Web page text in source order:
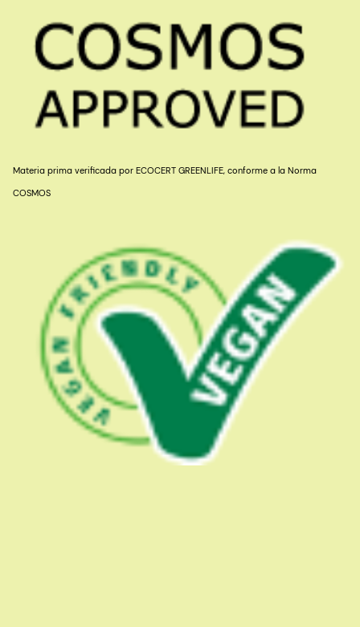
Materia prima verificada por ECOCERT GREENLIFE, conforme a la Norma
COSMOS